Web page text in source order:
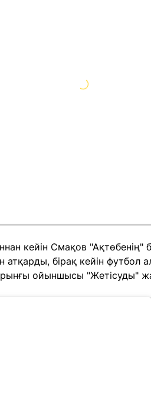
кейін Смақов
атқарды, бірақ кейін футбол
ойыншысы "Жетісуды"